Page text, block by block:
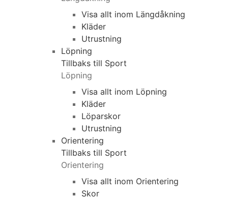
Visa allt inom Längdåkning
Kläder
Utrustning
Löpning
Tillbaks till Sport
Löpning
Visa allt inom Löpning
Kläder
Löparskor
Utrustning
Orientering
Tillbaks till Sport
Orientering
Visa allt inom Orientering
Skor